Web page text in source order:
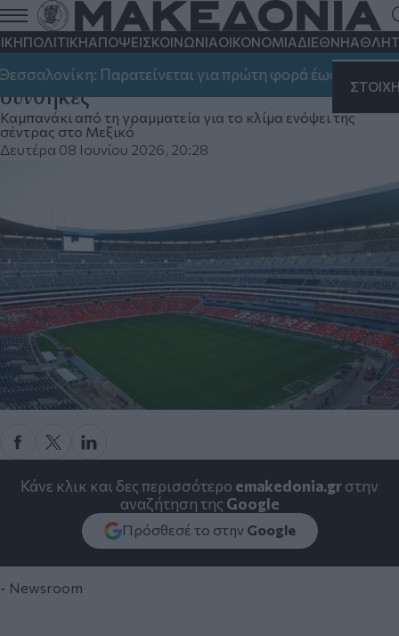
ΠΟΛΙΤΙΚΗΑΠΟΨΕΙΣΚΟΙΝΩΝΙΑΟΙΚΟΝΟΜΙΑΔΙΕΘΝΗ
Παρατείνεται για πρώτη φορά έως τις 21:00 το
Ο ΟΗΕ εκπέμπει «SOS» για ζέστη στο
Μουντιάλ 2026 - Ένας στους τέσσερις
αγώνες θα διεξαχθεί υπό ακραίες
συνθήκες
Καμπανάκι από τη γραμματεία για το κλίμα ενόψει της
σέντρας στο Μεξικό
Δευτέρα 08 Ιουνίου 2026, 20:28
Κάνε κλικ και δες περισσότερο emakedonia.grστην
αναζήτηση της Google
Πρόσθεσέ το στην Google
- Newsroom